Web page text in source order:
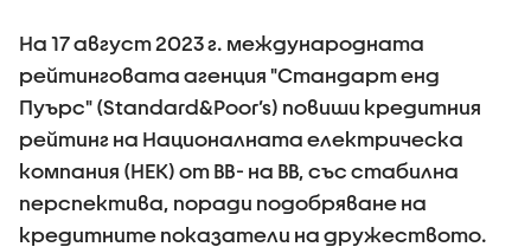
На 17 август 2023 г. международната
рейтинговата агенция "Стандарт енд
Пуърс" (Standard&Poor’s) повиши кредитния
рейтинг на Националната електрическа
компания (НЕК) от ВВ- на BB, със стабилна
перспектива, поради подобряване на
кредитните показатели на дружеството.